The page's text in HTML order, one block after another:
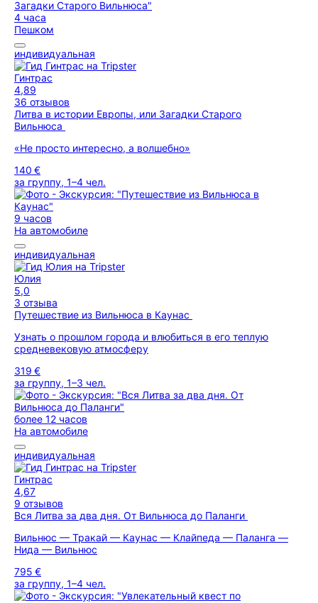
4 часа
Пешком
индивидуальная
Гинтрас
4,89
36 отзывов
Литва в истории Европы, или Загадки Старого
Вильнюса
«Не просто интересно, а волшебно»
140 €
за группу, 1–4 чел.
9 часов
На автомобиле
индивидуальная
Юлия
5,0
3 отзыва
Путешествие из Вильнюса в Каунас
Узнать о прошлом города и влюбиться в его теплую
средневековую атмосферу
319 €
за группу, 1–3 чел.
более 12 часов
На автомобиле
индивидуальная
Гинтрас
4,67
9 отзывов
Вся Литва за два дня. От Вильнюса до Паланги
Вильнюс — Тракай — Каунас — Клайпеда — Паланга —
Нида — Вильнюс
795 €
за группу, 1–4 чел.